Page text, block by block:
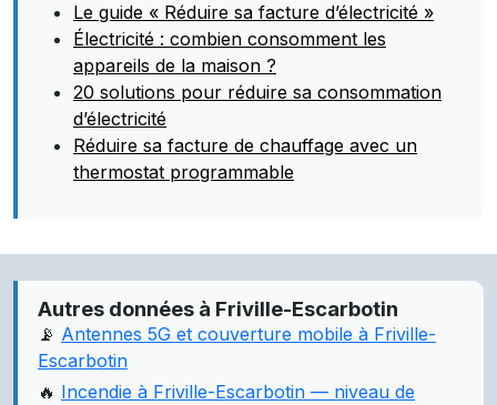
Le guide « Réduire sa facture d’électricité »
Électricité : combien consomment les
appareils de la maison ?
20 solutions pour réduire sa consommation
d’électricité
Réduire sa facture de chauffage avec un
thermostat programmable
Autres données à Friville-Escarbotin
📡 Antennes 5G et couverture mobile à Friville-
Escarbotin
🔥 Incendie à Friville-Escarbotin — niveau de